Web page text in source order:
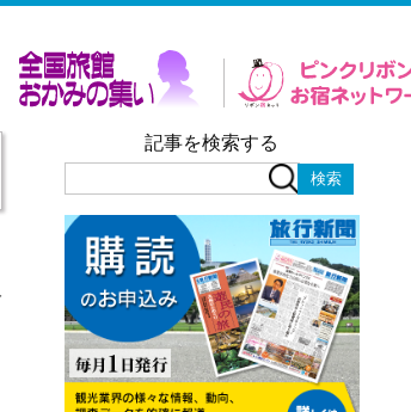
記事を検索する